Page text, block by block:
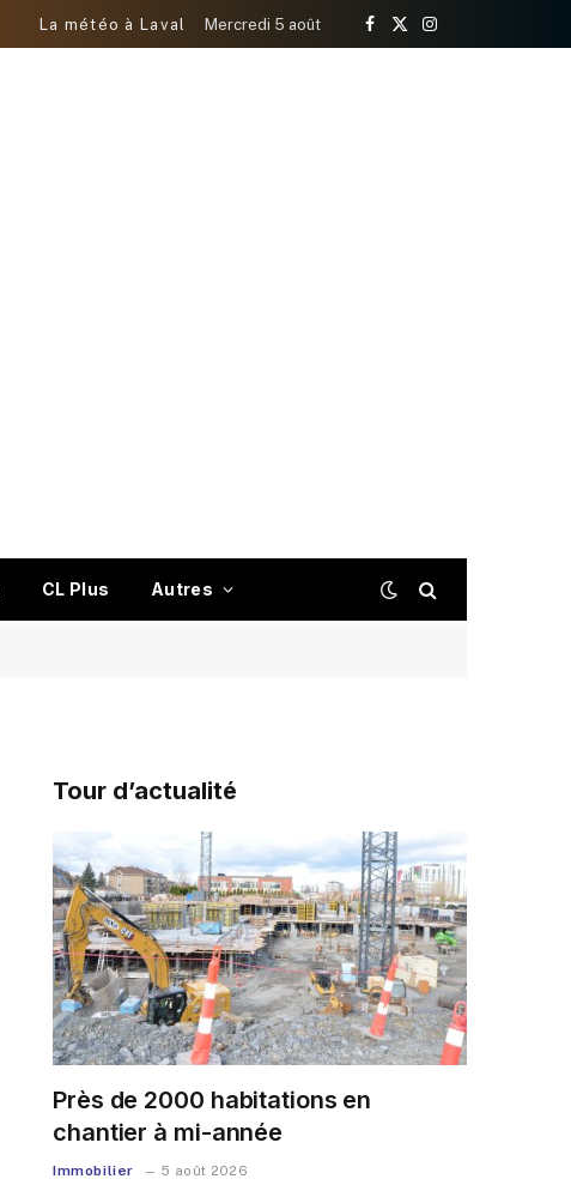
La météo à Laval Mercredi 5 août
Facebook
X
Instagram
CL Plus Autres
Tour d’actualité
Près de 2000 habitations en
chantier à mi-année
Immobilier 5 août 2026